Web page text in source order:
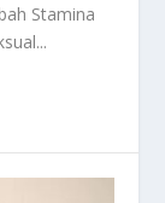
Stamina